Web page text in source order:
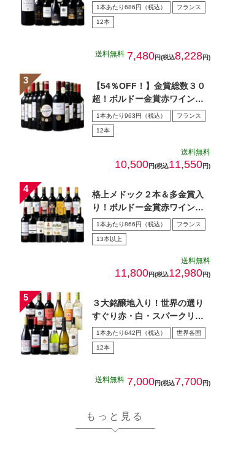
セット 第１０８弾
1本あたり686円（税込） フランス
12本
送料無料 7,480円(税込8,228円)
【54％OFF！】金賞総数３０
超！ボルドー金賞赤ワイン１
２本セット 第１5弾
1本あたり963円（税込） フランス
12本
送料無料
10,500円(税込11,550円)
格上メドック２本＆多金賞入
り！ボルドー金賞赤ワイン１
５本セット 第28弾
1本あたり866円（税込） フランス
13本以上
送料無料
11,800円(税込12,980円)
３大銘醸地入り！世界の選り
すぐり赤・白・スパークリン
グワイン飲み比べ１2本セッ
ト…
1本あたり642円（税込） 世界各国
12本
送料無料 7,000円(税込7,700円)
もっと見る